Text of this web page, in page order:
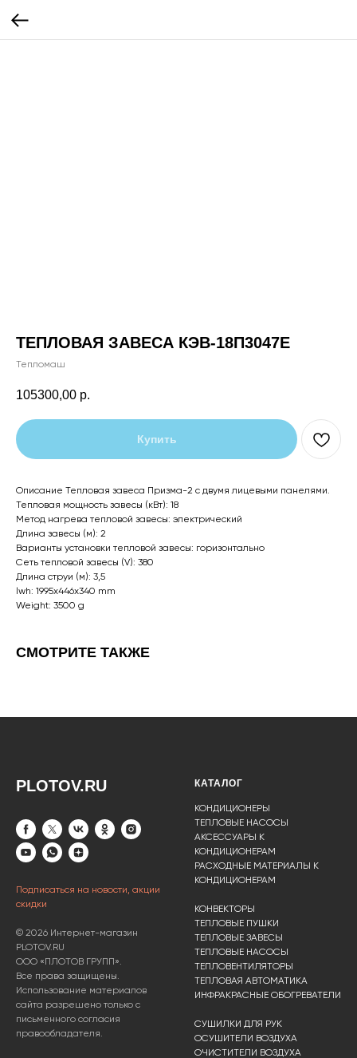
ТЕПЛОВАЯ ЗАВЕСА КЭВ-18П3047E
Тепломаш
105300,00 р.
Купить
Описание Тепловая завеса Призма-2 с двумя лицевыми панелями.
Тепловая мощность завесы (кВт): 18
Метод нагрева тепловой завесы: электрический
Длина завесы (м): 2
Варианты установки тепловой завесы: горизонтально
Сеть тепловой завесы (V): 380
Длина струи (м): 3,5
lwh: 1995x446x340 mm
Weight: 3500 g
СМОТРИТЕ ТАКЖЕ
PLOTOV.RU
Подписаться на новости, акции
скидки
© 2026 Интернет-магазин
PLOTOV.RU
ООО «ПЛОТОВ ГРУПП».
Все права защищены.
Использование материалов
сайта разрешено только с
письменного согласия
правообладателя.
КАТАЛОГ
КОНДИЦИОНЕРЫ
ТЕПЛОВЫЕ НАСОСЫ
АКСЕССУАРЫ К
КОНДИЦИОНЕРАМ
РАСХОДНЫЕ МАТЕРИАЛЫ К
КОНДИЦИОНЕРАМ
КОНВЕКТОРЫ
ТЕПЛОВЫЕ ПУШКИ
ТЕПЛОВЫЕ ЗАВЕСЫ
ТЕПЛОВЫЕ НАСОСЫ
ТЕПЛОВЕНТИЛЯТОРЫ
ТЕПЛОВАЯ АВТОМАТИКА
ИНФРАКРАСНЫЕ ОБОГРЕВАТЕЛИ
СУШИЛКИ ДЛЯ РУК
ОСУШИТЕЛИ ВОЗДУХА
ОЧИСТИТЕЛИ ВОЗДУХА